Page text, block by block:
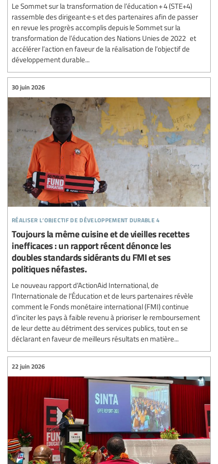
Le Sommet sur la transformation de l’éducation + 4 (STE+4)
rassemble des dirigeant·e·s et des partenaires afin de passer
en revue les progrès accomplis depuis le Sommet sur la
transformation de l’éducation des Nations Unies de 2022 et
accélérer l’action en faveur de la réalisation de l’objectif de
développement durable...
réaliser l’objectif de développement durable 4
30 juin 2026
Toujours la même cuisine et de vieilles recettes
inefficaces : un rapport récent dénonce les
doubles standards sidérants du FMI et ses
politiques néfastes.
Le nouveau rapport d’ActionAid International, de
l’Internationale de l’Éducation et de leurs partenaires révèle
comment le Fonds monétaire international (FMI) continue
d’inciter les pays à faible revenu à prioriser le remboursement
de leur dette au détriment des services publics, tout en se
déclarant en faveur de meilleurs résultats en matière...
22 juin 2026